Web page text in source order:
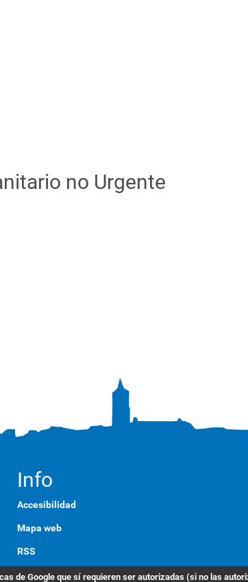
no Urgente
Info
Accesibilidad
Mapa web
RSS
English
de Google que sí requieren ser autorizadas (si no las